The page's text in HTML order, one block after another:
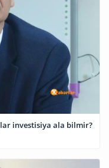
investisiya ala bilmir?